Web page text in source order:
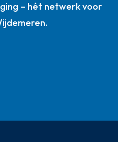
– hét netwerk voor